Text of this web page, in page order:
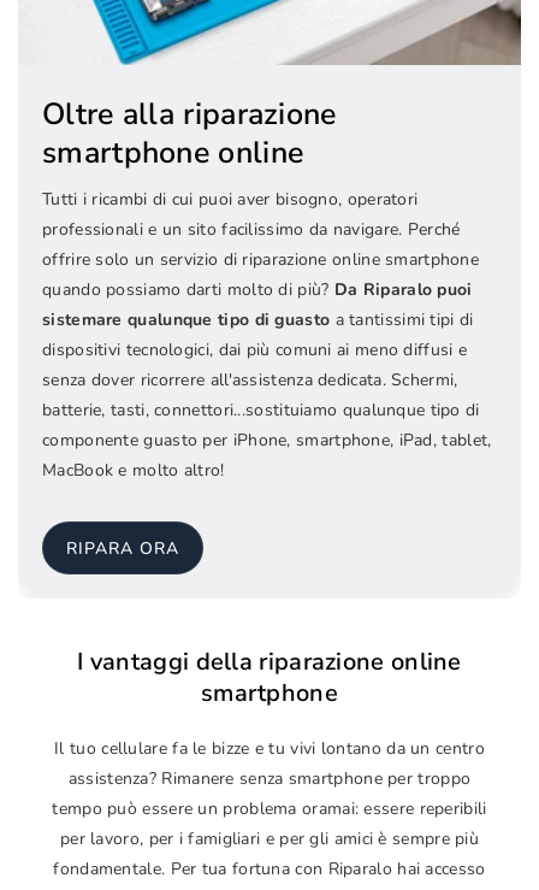
Oltre alla riparazione
smartphone online
Tutti i ricambi di cui puoi aver bisogno, operatori
professionali e un sito facilissimo da navigare. Perché
offrire solo un servizio di riparazione online smartphone
quando possiamo darti molto di più? Da Riparalo puoi
sistemare qualunque tipo di guasto a tantissimi tipi di
dispositivi tecnologici, dai più comuni ai meno diffusi e
senza dover ricorrere all'assistenza dedicata. Schermi,
batterie, tasti, connettori...sostituiamo qualunque tipo di
componente guasto per iPhone, smartphone, iPad, tablet,
MacBook e molto altro!
RIPARA ORA
I vantaggi della riparazione online
smartphone
Il tuo cellulare fa le bizze e tu vivi lontano da un centro
assistenza? Rimanere senza smartphone per troppo
tempo può essere un problema oramai: essere reperibili
per lavoro, per i famigliari e per gli amici è sempre più
fondamentale. Per tua fortuna con Riparalo hai accesso